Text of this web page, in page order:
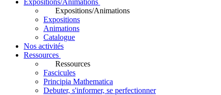
Expositions/Animations
Expositions/Animations
Expositions
Animations
Catalogue
Nos activités
Ressources
Ressources
Fascicules
Principia Mathematica
Debuter, s'informer, se perfectionner